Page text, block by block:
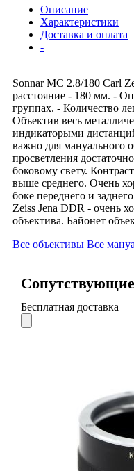
Описание
Характеристики
Доставка и оплата
-
Sonnar МС 2.8/180 Carl
расстояние - 180 мм. -
группах. - Количество
Объектив весь
индикаторыми
важно для мануального
просветления
боковому свету.
выше среднего. Очень
боке переднего и
Zeiss Jena DDR - очень
объектива. Байонет
Все объективы Все
Бесплатная доставка